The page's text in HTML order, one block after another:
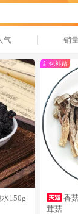
气 销
150g
红包补贴
香
茸菇